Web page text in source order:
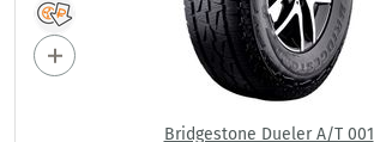
Bridgestone Dueler A/T 001